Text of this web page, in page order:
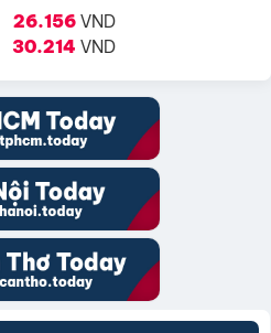
26.156VND
30.214 VND